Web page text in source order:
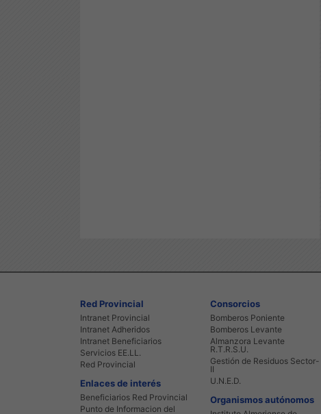
Red Provincial
Intranet Provincial
Intranet Adheridos
Intranet Beneficiarios
Servicios EE.LL.
Red Provincial
Enlaces de interés
Beneficiarios Red Provincial
Punto de Informacion del
Consorcios
Bomberos Poniente
Bomberos Levante
Almanzora Levante
R.T.R.S.U.
Gestión de Residuos Sector-
II
U.N.E.D.
Organismos autónomos